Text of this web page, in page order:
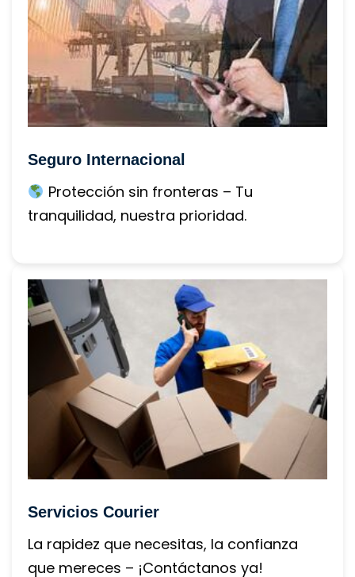
Seguro Internacional
Protección sin fronteras – Tu
tranquilidad, nuestra prioridad.
Servicios Courier
La rapidez que necesitas, la confianza
que mereces – ¡Contáctanos ya!